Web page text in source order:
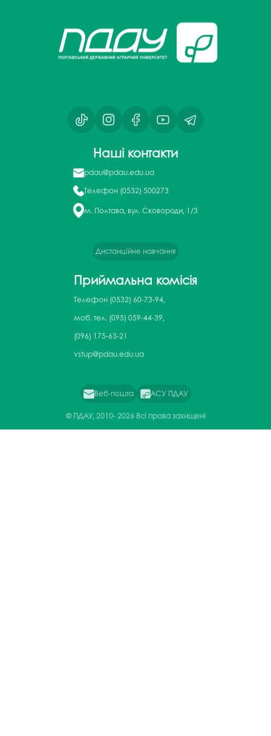
Наші контакти
pdau@pdau.edu.ua
Телефон (0532) 500273
м. Полтава, вул. Сковороди, 1/3
Дистанційне навчання
Приймальна комісія
Телефон (0532) 60-73-94,
моб. тел. (095) 059-44-39,
(096) 175-63-21
vstup@pdau.edu.ua
Веб-пошта АСУ ПДАУ
© ПДАУ, 2010-2026 Всі права захищені